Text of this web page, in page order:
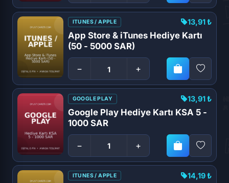
ITUNES / APPLE
App Store & iTunes Hediye Kartı
(50 - 5000 SAR)
− +
13,91 ₺
GOOGLE PLAY
Google Play Hediye Kartı KSA 5 -
1000 SAR
− +
13,91 ₺
ITUNES / APPLE 14,19 ₺